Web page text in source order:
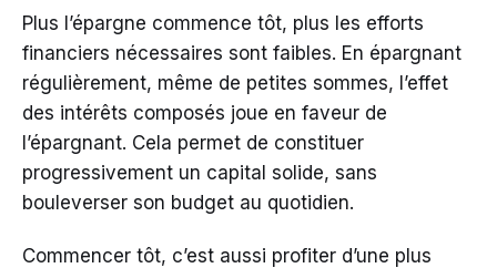
Plus l’épargne commence tôt, plus les efforts
financiers nécessaires sont faibles. En épargnant
régulièrement, même de petites sommes, l’effet
des intérêts composés joue en faveur de
l’épargnant. Cela permet de constituer
progressivement un capital solide, sans
bouleverser son budget au quotidien.
Commencer tôt, c’est aussi profiter d’une plus